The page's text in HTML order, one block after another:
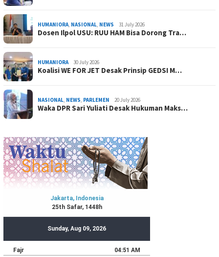
HUMANIORA, NASIONAL, NEWS 31 July 2026
Dosen Ilpol USU: RUU HAM Bisa Dorong Tra…
HUMANIORA 30 July 2026
Koalisi WE FOR JET Desak Prinsip GEDSI M…
NASIONAL, NEWS, PARLEMEN 20 July 2026
Waka DPR Sari Yuliati Desak Hukuman Maks…